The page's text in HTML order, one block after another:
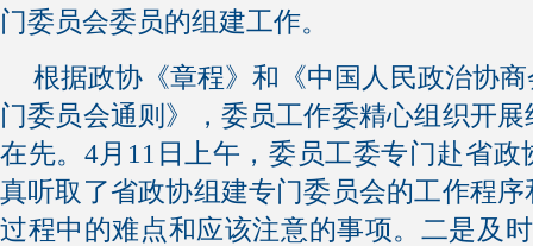
门委员会委员的组建工作。
根据政协《章程》和《中国人民政治协
门委员会通则》，委员工作委精心组织开
在先。4月11日上午，委员工委专门赴省政
真听取了省政协组建专门委员会的工作程
过程中的难点和应该注意的事项。二是及